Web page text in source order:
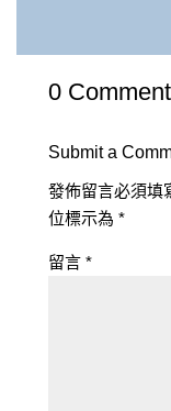
0
Submit a
發佈留言必須填
位標示為 *
留言 *